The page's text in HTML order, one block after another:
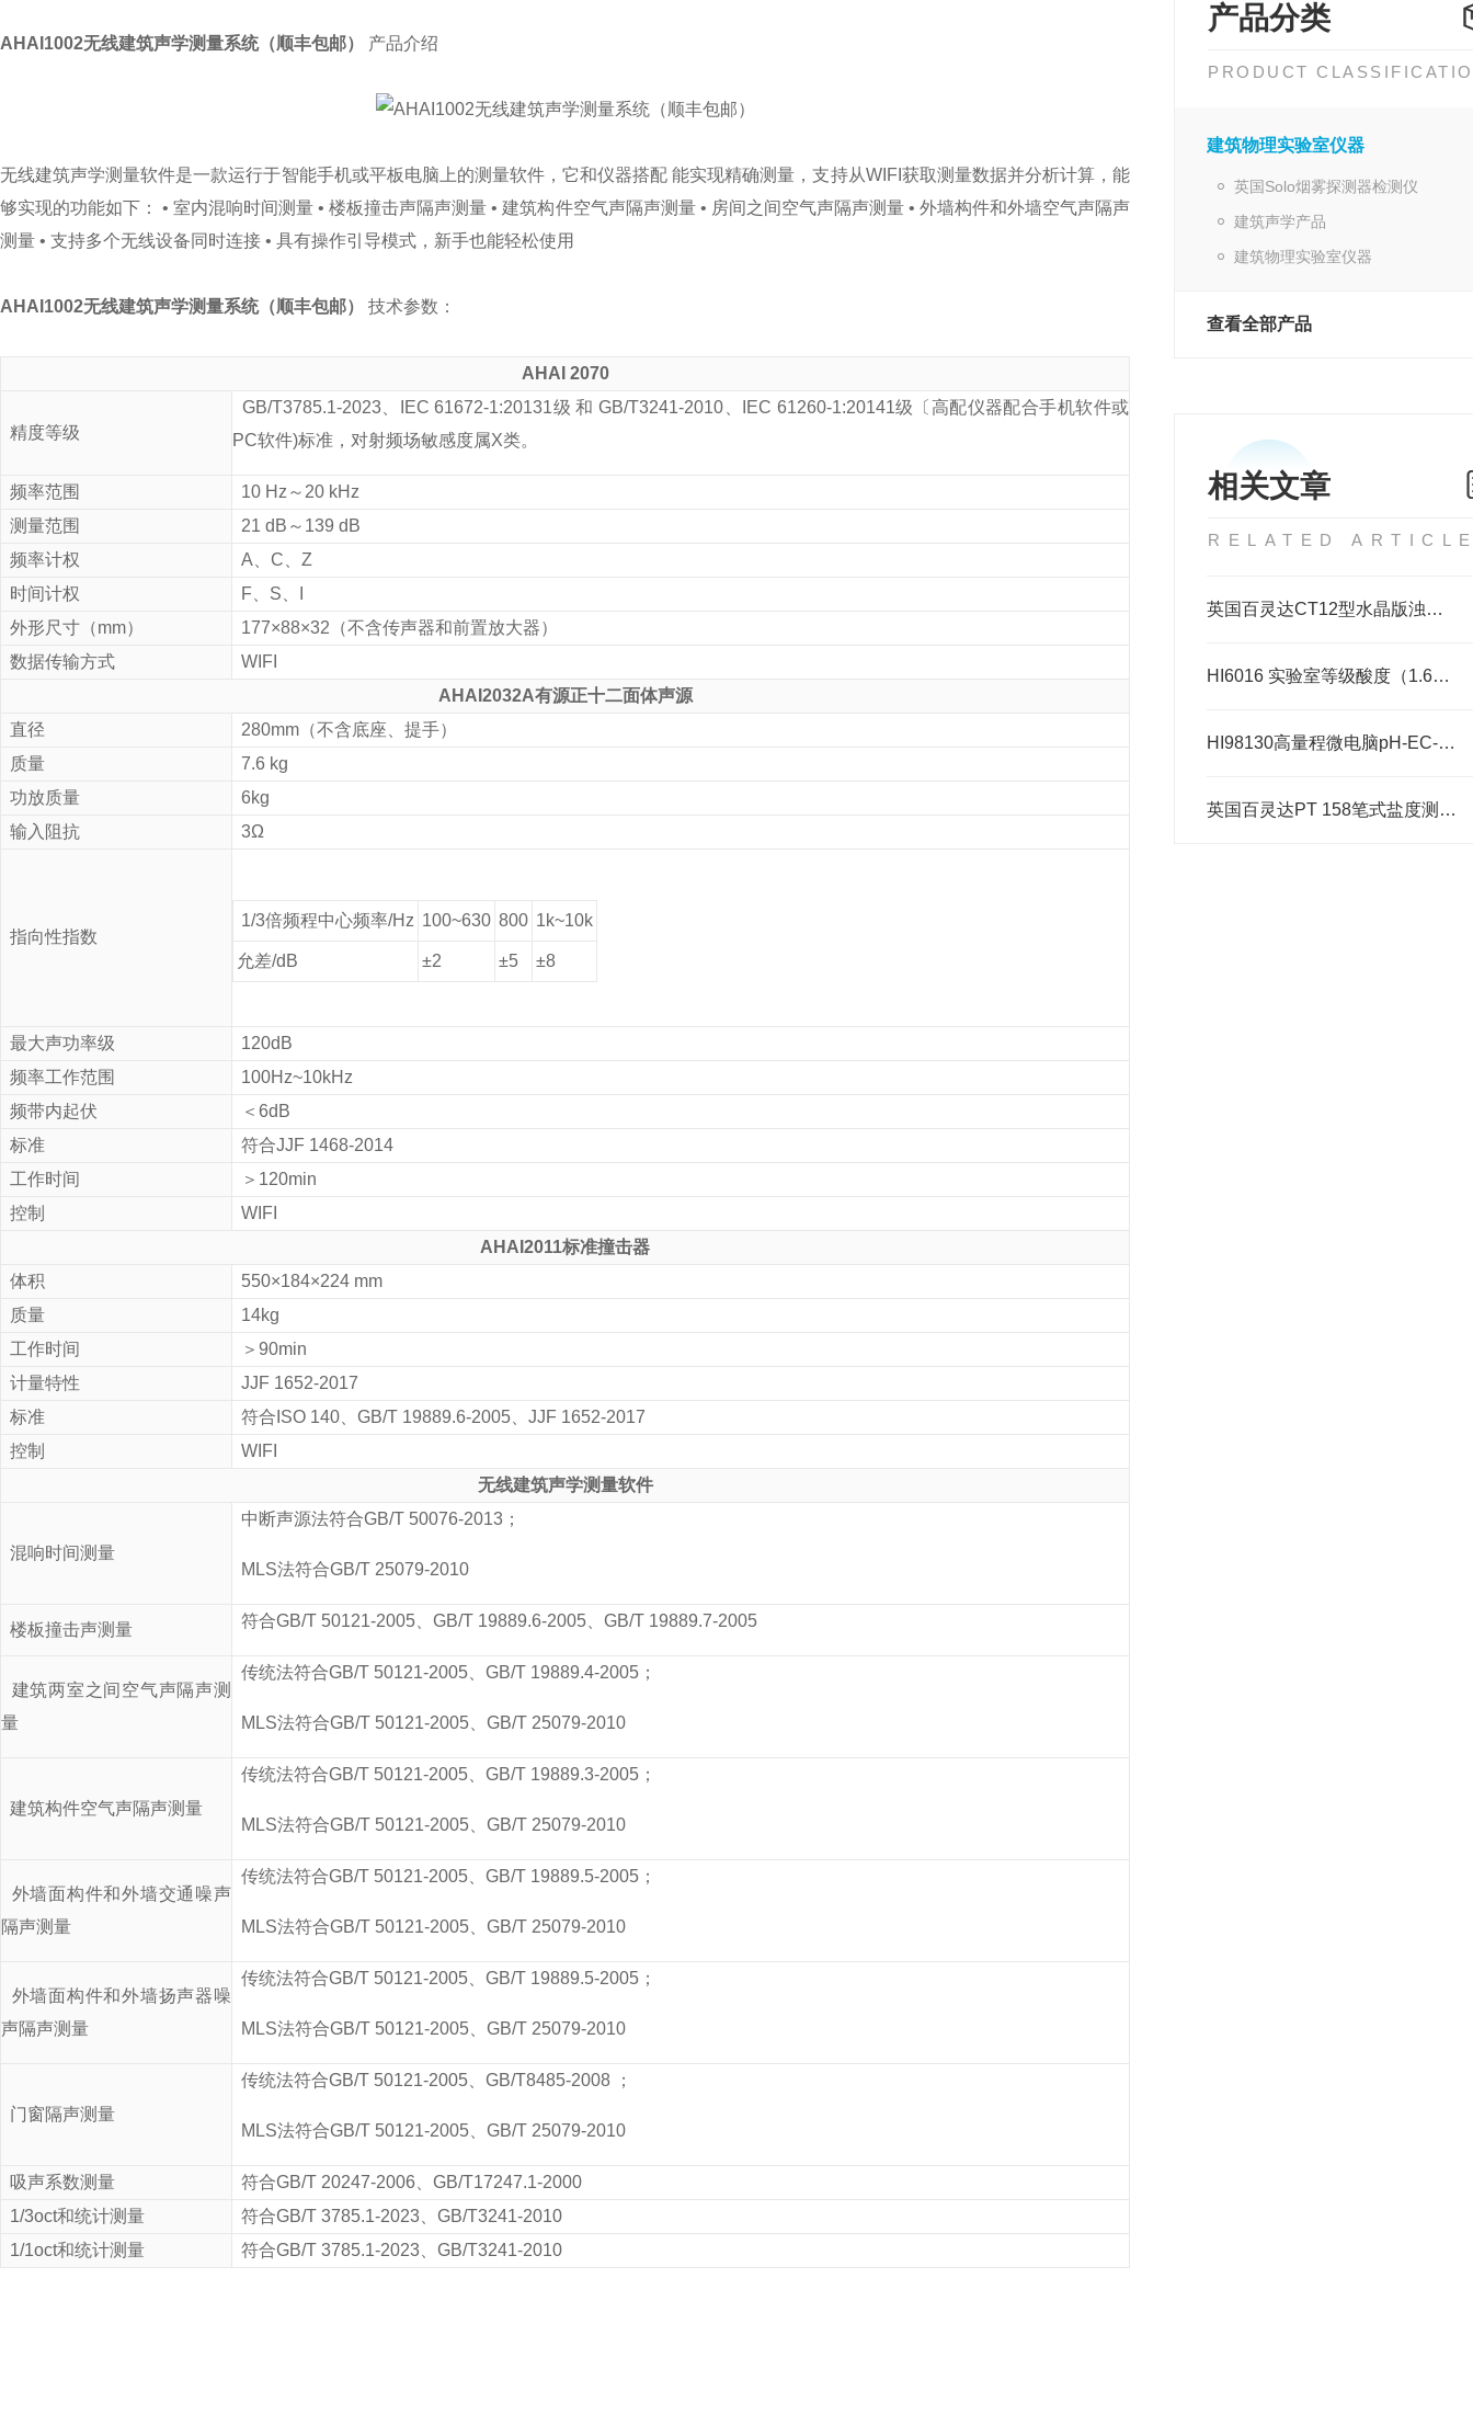
产品分类
PRODUCT
建筑物理实验室仪器
英国Solo烟雾探测器检测仪
建筑声学产品
建筑物理实验室仪器
查看全部产品
相关文章
RELATED
英国百灵达CT12型水晶版浊度检测仪（PTH090）
HI6016 实验室等级酸度（1.679 pH）标准缓冲液
HI98130高量程微电脑pH-EC-TDS-℃测定仪
英国百灵达PT 158笔式盐度测量仪（包邮）
AHAI1002无线建筑声学测量系统（顺丰包邮） 产品介绍
无线建筑声学测量软件是一款运行于智能手机或平板电脑上的测量软件，它和仪器搭配 能实现精确测量，支持从WIFI获取测量数据并分析计算，能
够实现的功能如下： • 室内混响时间测量 • 楼板撞击声隔声测量 • 建筑构件空气声隔声测量 • 房间之间空气声隔声测量 • 外墙构件和外墙空气声隔声
测量 • 支持多个无线设备同时连接 • 具有操作引导模式，新手也能轻松使用
AHAI1002无线建筑声学测量系统（顺丰包邮） 技术参数：
AHAI 2070
精度等级
GB/T3785.1-2023、IEC 61672-1:20131级 和 GB/T3241-2010、IEC 61260-1:20141级〔高配仪器配合手机软件或
PC软件)标准，对射频场敏感度属X类。
频率范围
10 Hz～20 kHz
测量范围
21 dB～139 dB
频率计权
A、C、Z
时间计权
F、S、I
外形尺寸（mm）
177×88×32（不含传声器和前置放大器）
数据传输方式
WIFI
AHAI2032A有源正十二面体声源
直径
280mm （不含底座、提手）
质量
7.6 kg
功放质量
6kg
输入阻抗
3Ω
指向性指数
1/3倍频程中心频率/Hz 100~630 800 1k~10k
允差/dB ±2 ±5 ±8
最大声功率级
120dB
频率工作范围
100Hz~10kHz
频带内起伏
＜ 6dB
标准
符合JJF 1468-2014
工作时间
＞ 120min
控制
WIFI
A HAI2011标准撞击器
体积
550×184×224 mm
质量
14kg
工作时间
＞ 90min
计量特性
JJF 1652-2017
标准
符合 ISO 140 GB/T 19889.6-2005
JJF 1652-2017
控制
WIFI
无线建筑声学测量软件
混响时间测量
中断声源法符合GB/T 50076-2013 ；
MLS法符合GB/T 25079-2010
楼板撞击声测量 符合GB/T 50121-2005 GB/T 19889.6-2005 GB/T 19889.7-2005
建筑两室之间空气声隔声测
量
传统法符合GB/T 50121-2005 GB/T 19889.4-2005 ；
MLS法符合GB/T 50121-2005 GB/T 25079-2010
建筑构件空气声隔声测量
传统法符合GB/T 50121-2005 GB/T 19889.3-2005 ；
MLS法符合GB/T 50121-2005 GB/T 25079-2010
外墙面构件和外墙交通噪声
隔声测量
传统法符合GB/T 50121-2005 GB/T 19889.5-2005 ；
MLS法符合GB/T 50121-2005 GB/T 25079-2010
外墙面构件和外墙扬声器噪
声隔声测量
传统法符合GB/T 50121-2005 GB/T 19889.5-2005 ；
MLS法符合GB/T 50121-2005 GB/T 25079-2010
门窗隔声测量
传统法符合GB/T 50121-2005 GB/T8485-2008 ；
MLS法符合GB/T 50121-2005 GB/T 25079-2010
吸声系数测量 符合GB/T 20247-2006
GB/T17247.1-2000
1/3oct和统计测量 符合GB/T 3785.1-2023
GB/T3241-2010
1/1oct和统计测量 符合GB/T 3785.1-2023 GB/T3241-2010